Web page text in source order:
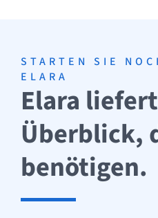
STARTEN SIE
ELARA
Elara
Überblick,
benötigen.